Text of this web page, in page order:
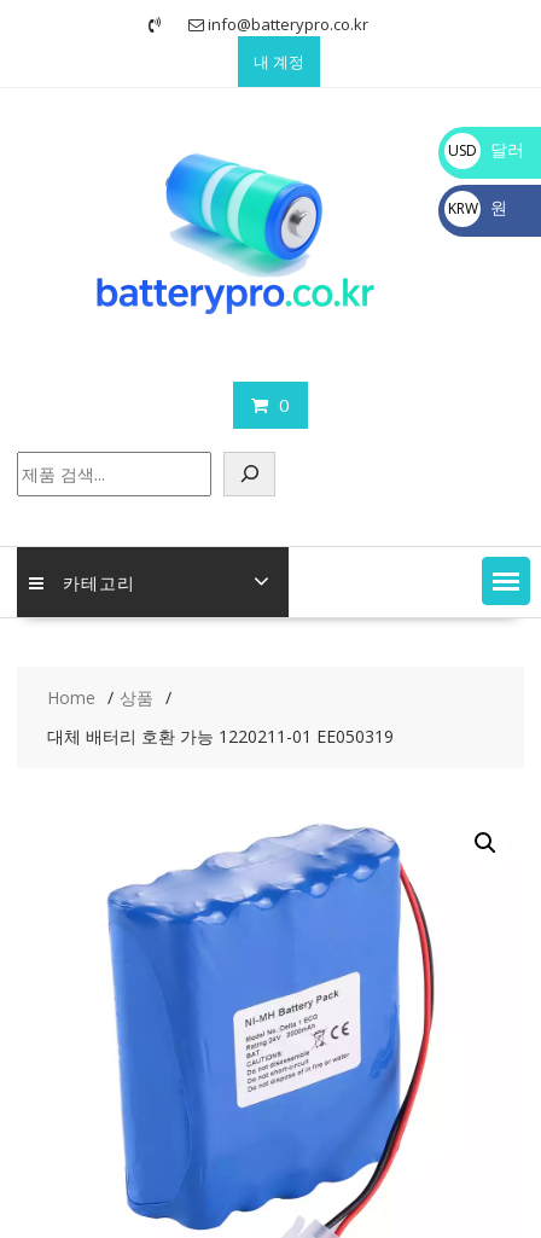
info@batterypro.co.kr
내 계정
0
색
카테고리
Home
상품
대체 배터리 호환 가능 1220211-01 EE050319
USD
$
달러
KRW
₩
원